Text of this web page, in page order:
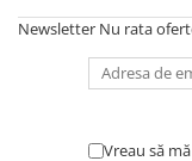
Newsletter Nu rata
Vreau să